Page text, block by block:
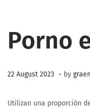
Porno
Posted on
22 August 2023 2
M
. by
Utilizan una proporción